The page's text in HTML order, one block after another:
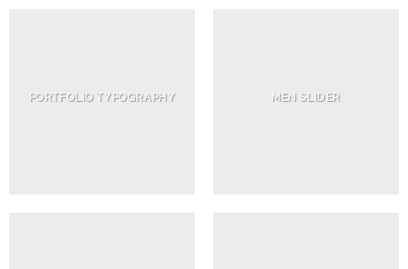
PORTFOLIO TYPOGRAPHY MEN SLIDER